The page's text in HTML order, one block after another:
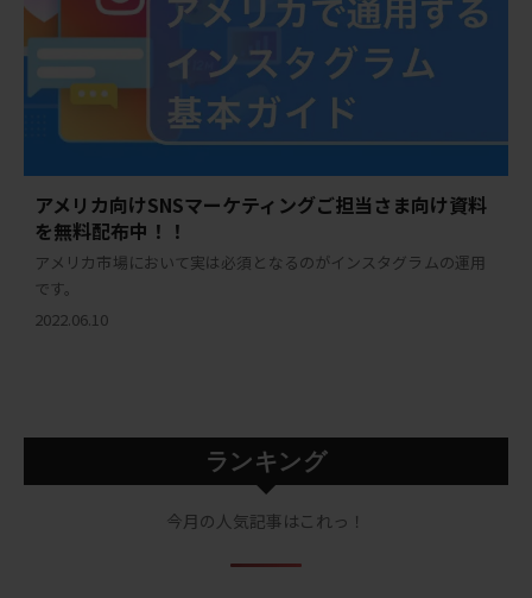
アメリカ向けSNSマーケティングご担当さま向け資料
を無料配布中！！
アメリカ市場において実は必須となるのがインスタグラムの運用
です。
2022.06.10
ランキング
今月の人気記事はこれっ！